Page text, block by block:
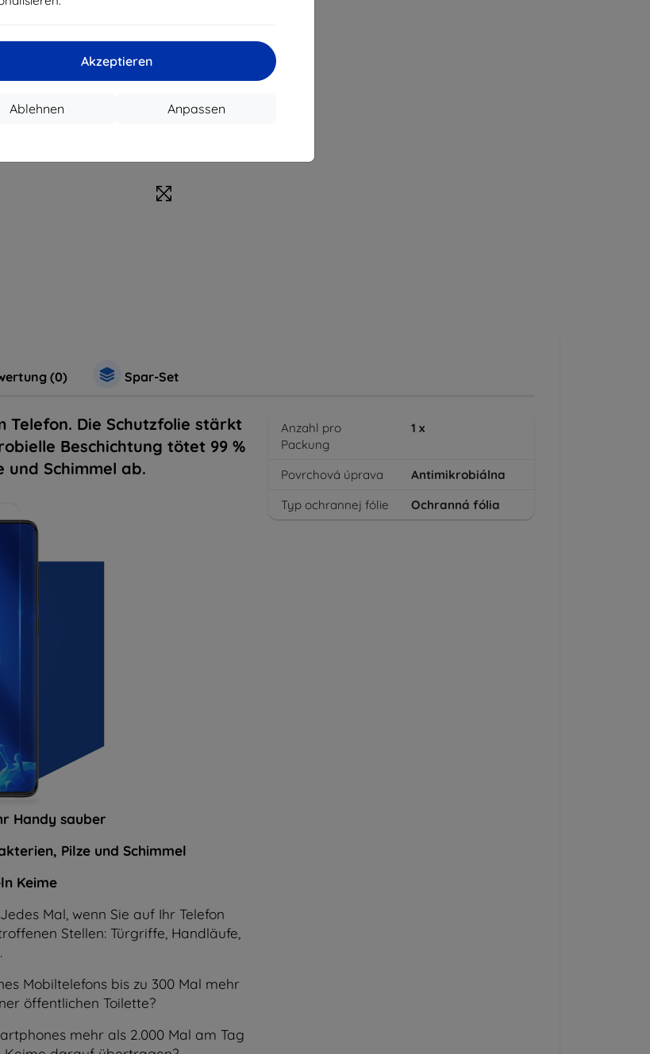
Akzeptieren
Anpassen
Ablehnen
(0) Spar-Set
Telefon. Die Schutzfolie stärkt
Beschichtung tötet 99 %
und Schimmel ab.
Handy sauber
Pilze und Schimmel
Keime
Mal, wenn Sie auf Ihr Telefon
Stellen: Türgriffe, Handläufe,
Mobiltelefons bis zu 300 Mal mehr
öffentlichen Toilette?
mehr als 2.000 Mal am Tag
Anzahl pro
Packung
1 x
Povrchová úprava
Antimikrobiálna
Typ ochrannej fólie
Ochranná fólia